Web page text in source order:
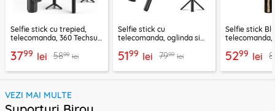
Selfie stick cu trepied,
telecomanda, 360 Techsuit
3799 lei 5899 lei
Selfie stick cu
telecomanda, oglinda si
5199 lei 7999 lei
Selfie stick
telecomanda,
5299 lei
VEZI MAI MULTE